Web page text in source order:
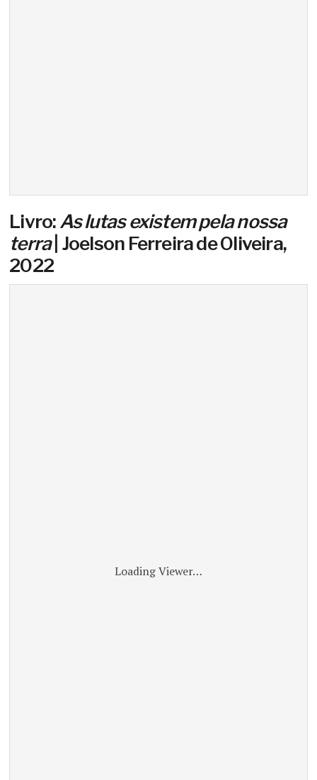
Livro:As lutas existem pela nossa
terra | Joelson Ferreira de Oliveira,
2022
Loading Viewer…